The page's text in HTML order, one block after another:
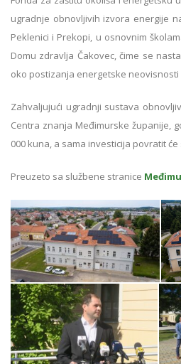
ugradnje obnovljivih izvora energije
Peklenici i Prekopi, u osnovnim
Domu zdravlja Čakovec, čime se
oko postizanja energetske neovisnosti
Zahvaljujući ugradnji sustava
Centra znanja Međimurske županije,
000 kuna, a sama investicija povratit
Preuzeto sa službene stranice